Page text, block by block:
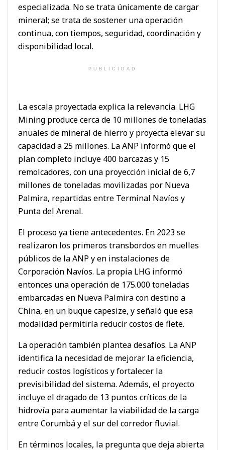
especializada. No se trata únicamente de cargar
mineral; se trata de sostener una operación
continua, con tiempos, seguridad, coordinación y
disponibilidad local.
PUBLICIDAD
La escala proyectada explica la relevancia. LHG
Mining produce cerca de 10 millones de toneladas
anuales de mineral de hierro y proyecta elevar su
capacidad a 25 millones. La ANP informó que el
plan completo incluye 400 barcazas y 15
remolcadores, con una proyección inicial de 6,7
millones de toneladas movilizadas por Nueva
Palmira, repartidas entre Terminal Navíos y
Punta del Arenal.
El proceso ya tiene antecedentes. En 2023 se
realizaron los primeros transbordos en muelles
públicos de la ANP y en instalaciones de
Corporación Navíos. La propia LHG informó
entonces una operación de 175.000 toneladas
embarcadas en Nueva Palmira con destino a
China, en un buque capesize, y señaló que esa
modalidad permitiría reducir costos de flete.
La operación también plantea desafíos. La ANP
identifica la necesidad de mejorar la eficiencia,
reducir costos logísticos y fortalecer la
previsibilidad del sistema. Además, el proyecto
incluye el dragado de 13 puntos críticos de la
hidrovía para aumentar la viabilidad de la carga
entre Corumbá y el sur del corredor fluvial.
En términos locales, la pregunta que deja abierta